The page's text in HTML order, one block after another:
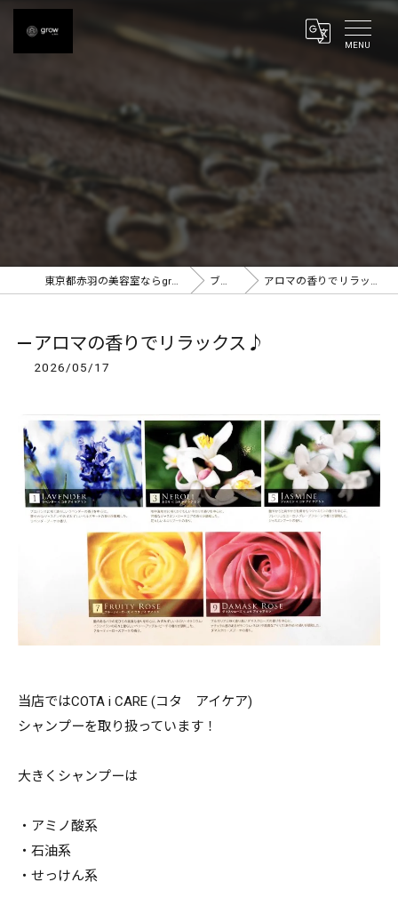
東京都赤羽の美容室ならgrow 赤羽 ブログ アロマの香りでリラックス♪
アロマの香りでリラックス♪
2026/05/17
当店ではCOTA i CARE (コタ アイケア)
シャンプーを取り扱っています！
大きくシャンプーは
・アミノ酸系
・石油系
・せっけん系